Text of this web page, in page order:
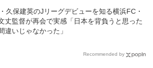
久保建英のJリーグデビューを知る横浜FC・
丈監督が再会で実感「日本を背負うと思った
違いじゃなかった」
Recommended by